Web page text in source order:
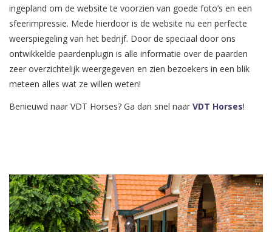
ingepland om de website te voorzien van goede foto’s en een
sfeerimpressie. Mede hierdoor is de website nu een perfecte
weerspiegeling van het bedrijf. Door de speciaal door ons
ontwikkelde paardenplugin is alle informatie over de paarden
zeer overzichtelijk weergegeven en zien bezoekers in een blik
meteen alles wat ze willen weten!
Benieuwd naar VDT Horses? Ga dan snel naar VDT Horses!